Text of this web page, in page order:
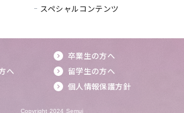
スペシャルコンテンツ
卒業生の方へ
へ
留学生の方へ
個人情報保護方針
Copyright 2024 Semui